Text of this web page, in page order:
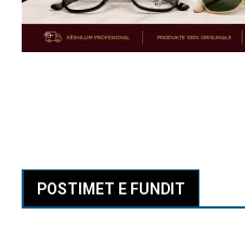
POSTIMET E FUNDIT